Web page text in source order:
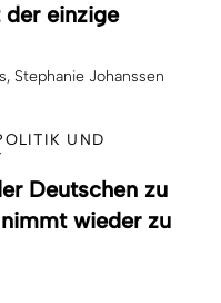
einzige
Stephanie Johanssen
UND
Deutschen zu
wieder zu